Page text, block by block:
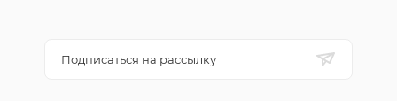
Подписаться на рассылку